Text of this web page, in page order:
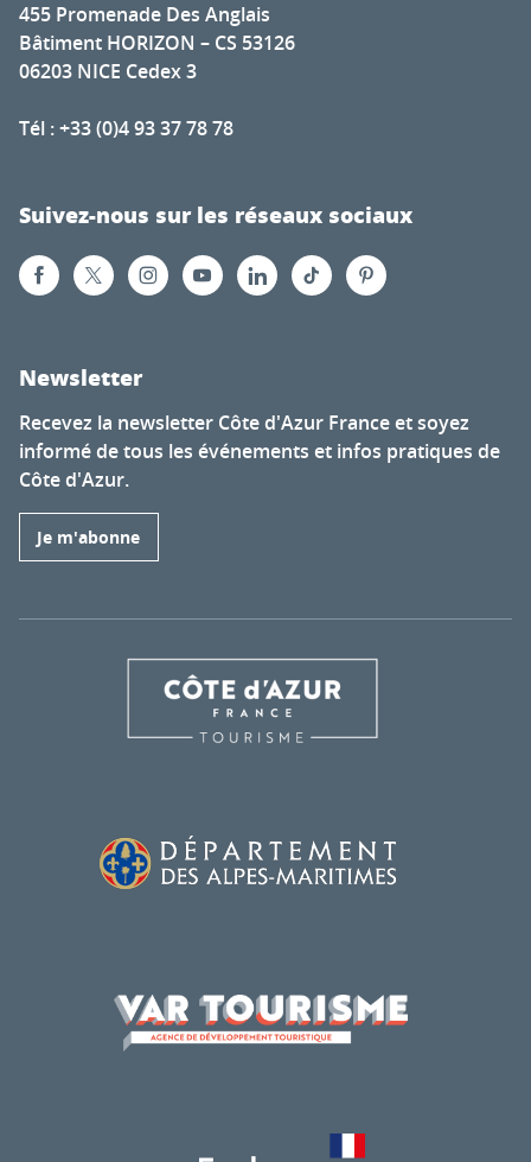
455 Promenade Des Anglais
Bâtiment HORIZON – CS 53126
06203 NICE Cedex 3
Tél : +33 (0)4 93 37 78 78
Suivez-nous sur les réseaux sociaux
Newsletter
Recevez la newsletter Côte d'Azur France et soyez
informé de tous les événements et infos pratiques de
Côte d'Azur.
Je m'abonne